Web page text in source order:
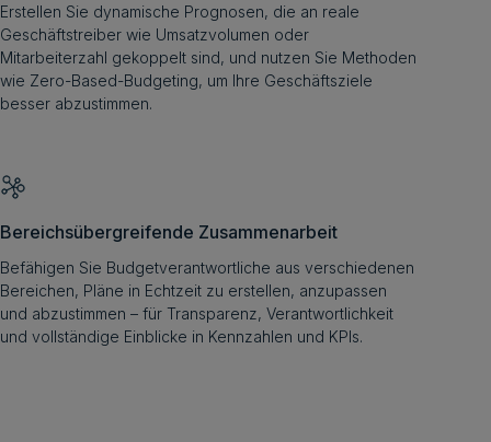
Erstellen Sie dynamische Prognosen, die an reale
Geschäftstreiber wie Umsatzvolumen oder
Mitarbeiterzahl gekoppelt sind, und nutzen Sie Methoden
wie Zero-Based-Budgeting, um Ihre Geschäftsziele
besser abzustimmen.
Bereichsübergreifende Zusammenarbeit
Befähigen Sie Budgetverantwortliche aus verschiedenen
Bereichen, Pläne in Echtzeit zu erstellen, anzupassen
und abzustimmen – für Transparenz, Verantwortlichkeit
und vollständige Einblicke in Kennzahlen und KPIs.